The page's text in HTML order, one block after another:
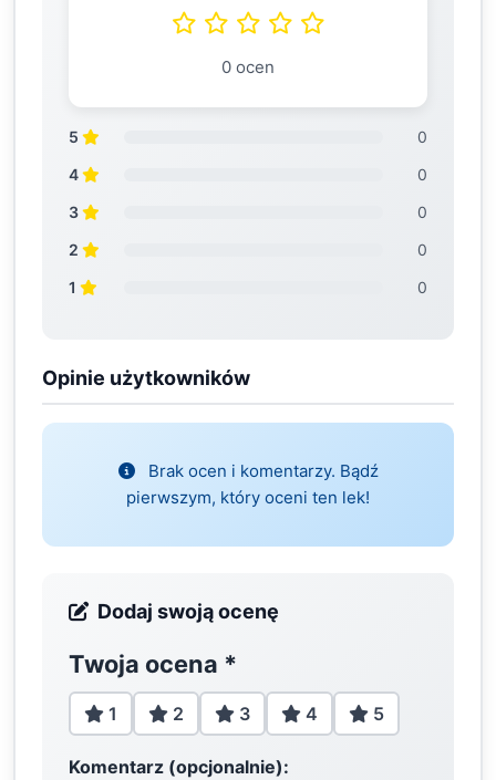
0 ocen
5
0
4
0
3
0
2
0
1
0
Opinie użytkowników
Brak ocen i komentarzy. Bądź
pierwszym, który oceni ten lek!
Dodaj swoją ocenę
Twoja ocena *
1 2 3 4 5
Komentarz (opcjonalnie):